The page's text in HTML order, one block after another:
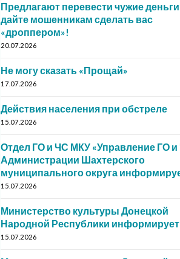
Предлагают перевести чужие
дайте мошенникам сделать вас
«дроппером»!
20.07.2026
Не могу сказать «Прощай»
17.07.2026
Действия населения при обстреле
15.07.2026
Отдел ГО и ЧС МКУ «Управление ГО и
Администрации Шахтерского
муниципального округа
15.07.2026
Министерство культуры Донецкой
Народной Республики
15.07.2026